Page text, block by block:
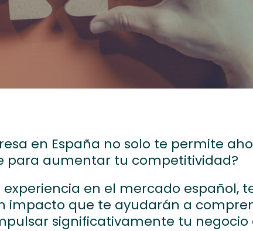
en España no solo te permite
para aumentar tu competitividad?
en el mercado español,
impacto que te ayudarán a
significativamente tu negocio